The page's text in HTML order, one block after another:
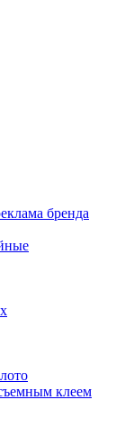
бренда
клеем